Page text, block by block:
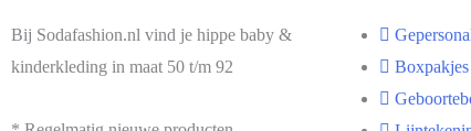
Bij Sodafashion.nl vind je hippe baby &
kinderkleding in maat 50 t/m 92
Boxpakjes